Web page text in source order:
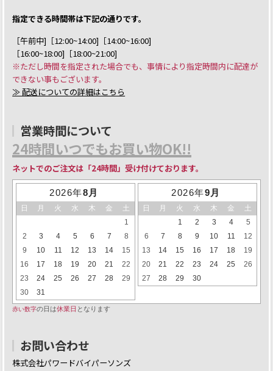
指定できる時間帯は下記の通りです。
［午前中]［12:00~14:00]［14:00~16:00]
［16:00~18:00]［18:00~21:00]
※ただし時間を指定された場合でも、事情により指定時間内に配達が
できない事もございます。
≫ 配送についての詳細はこちら
営業時間について
24時間いつでもお買い物OK!!
ネットでのご注文は「24時間」受け付けております。
お問い合わせ
株式会社パワードバイパーソンズ